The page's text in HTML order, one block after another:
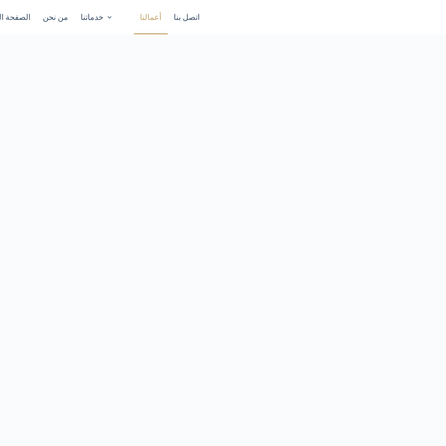
الصفحة من نحن خدماتنا أعمالنا اتصل بنا